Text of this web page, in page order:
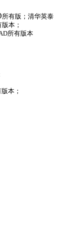
所有版；清华英泰
版本；
所有版本
本；